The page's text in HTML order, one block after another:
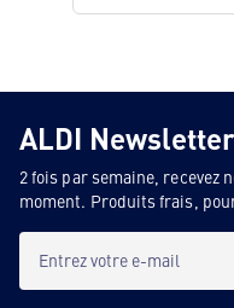
ALDI Newsletter
2 fois par semaine, recevez
moment. Produits frais,
Entrez votre e-mail